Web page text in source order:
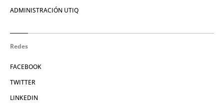
ADMINISTRACIÓN UTIQ
Redes
FACEBOOK
TWITTER
LINKEDIN